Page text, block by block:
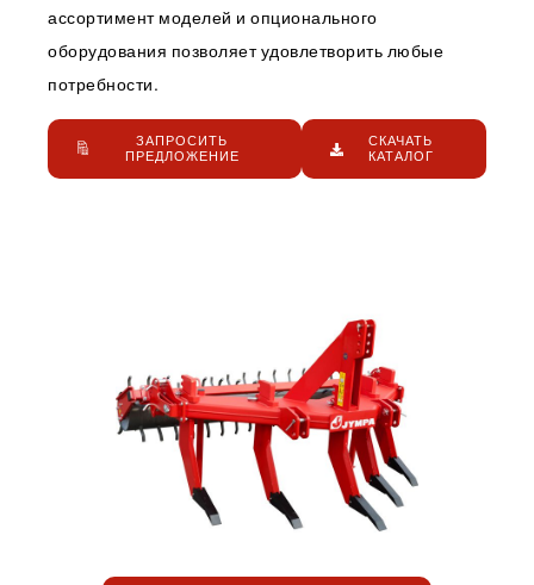
ассортимент моделей и опционального
оборудования позволяет удовлетворить любые
потребности.
ЗАПРОСИТЬ
ПРЕДЛОЖЕНИЕ
СКАЧАТЬ
КАТАЛОГ